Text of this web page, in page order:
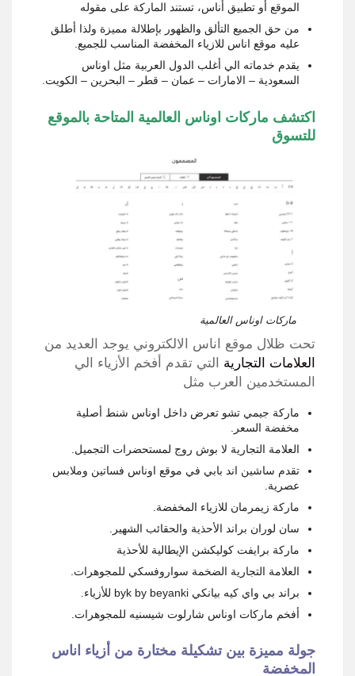
الموقع أو تطبيق أُناس، تستند الماركة على مقوله
من حق الجميع التألق والظهور بإطلالة مميزة ولذا أطلق
عليه موقع اناس للازياء المخفضة المناسب للجميع.
يقدم خدماته الي أغلب الدول العربية مثل اوناس
السعودية – الامارات – عمان – قطر – البحرين – الكويت.
اكتشف ماركات اوناس العالمية المتاحة بالموقع
للتسوق
ماركات اوناس العالمية
تحت ظلال موقع اناس الالكتروني يوجد العديد من
العلامات التجارية التي تقدم أفخم الأزياء الي
المستخدمين العرب مثل
ماركة جيمي تشو تعرض داخل اوناس شنط أصلية
مخفضة السعر.
العلامة التجارية لا بوش روج لمستحضرات التجميل.
تقدم ساشين اند بابي في موقع اوناس فساتين وملابس
عصرية.
ماركة زيمرمان للازياء المخفضة.
سان لوران براند الأحذية والحقائب الشهير.
ماركة برايفت كوليكشن الإيطالية للأحذية
العلامة التجارية الضخمة سواروفسكي للمجوهرات.
براند بي واي كيه بيانكي byk by beyanki للأزياء.
أفخم ماركات اوناس شارلوت شيسنيه للمجوهرات.
جولة مميزة بين تشكيلة مختارة من أزياء اناس
المخفضة